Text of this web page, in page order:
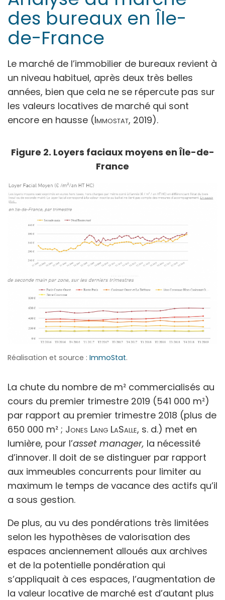
des bureaux en Île-
de-France
Le marché de l’immobilier de bureaux revient à
un niveau habituel, après deux très belles
années, bien que cela ne se répercute pas sur
les valeurs locatives de marché qui sont
encore en hausse (Immostat, 2019).
Figure 2. Loyers faciaux moyens en Île-de-
France
Réalisation et source : ImmoStat.
La chute du nombre de m² commercialisés au
cours du premier trimestre 2019 (541 000 m²)
par rapport au premier trimestre 2018 (plus de
650 000 m² ; Jones Lang LaSalle, s. d.) met en
lumière, pour l’asset manager, la nécessité
d’innover. Il doit de se distinguer par rapport
aux immeubles concurrents pour limiter au
maximum le temps de vacance des actifs qu’il
a sous gestion.
De plus, au vu des pondérations très limitées
selon les hypothèses de valorisation des
espaces anciennement alloués aux archives
et de la potentielle pondération qui
s’appliquait à ces espaces, l’augmentation de
la valeur locative de marché est d’autant plus